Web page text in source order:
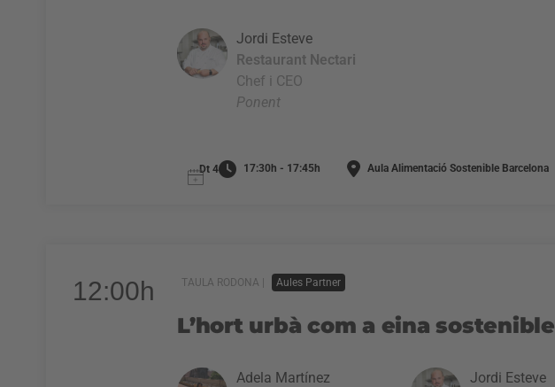
Jordi Esteve
Restaurant Nectari
Chef i CEO
Ponent
Dt 4 17:30h - 17:45h Aula Alimentació Sostenible Barcelona
12:00h TAULA RODONA | Aules Partner
L’hort urbà com a eina sostenible
Adela Martínez
Jordi Esteve